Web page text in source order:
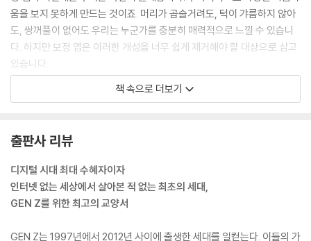
움을 보지 못하게 만드는 것이죠. 머리가 곱슬거려도, 턱이 갸름하지 않아
도, 쌍꺼풀이 없어도 우리는 누군가를 충분히 매력적으로 느낄 수 있습니
다. 하지만 보정 앱은 이러한 개성을 너무 쉽게 제거해야 할 대상으로 삼고
있습니다.
--- p.38
지노의 슬롯머신과 비슷한 메커니즘인데요, 사람은 동일한 행위로 주어지
는 보상이 무한하고 랜덤할수록 더 크게 중독성을 느낍니다. 이를 조금 어
려운 말로 ‘가변적 보상 심리’라고도 합니다. 이러한 심리 상태가 되면 계속
해서 다음 보상을 바라게 됩니다. 쇼츠뿐 아니라 우리가 디지털 환경에서
시간을 늘리고 재방문율을 높이기 위함이죠.
책 속으로 더보기
출판사 리뷰
디지털 시대 최대 수혜자이자
인터넷 없는 세상에서 살아본 적 없는 최초의 세대,
GEN Z를 위한 최고의 교양서
GEN Z는 1997년에서 2012년 사이에 출생한 세대를 일컫는다. 이들의 가